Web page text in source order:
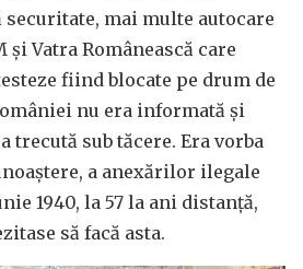
mai multe autocare
şi Vatra Românească care
fiind blocate pe drum de
nu era informată şi
trecută sub tăcere. Era vorba
a anexărilor ilegale
1940, la 57 la ani distanţă,
să facă asta.